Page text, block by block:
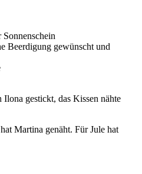
Beerdigung gewünscht und
gestickt, das Kissen nähte
Martina genäht. Für Jule hat